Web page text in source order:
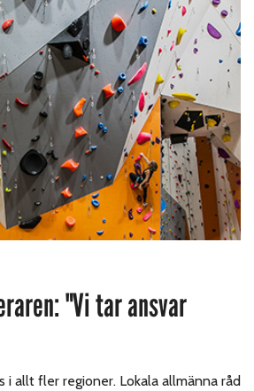
"Vi tar ansvar
i allt fler regioner. Lokala allmänna råd